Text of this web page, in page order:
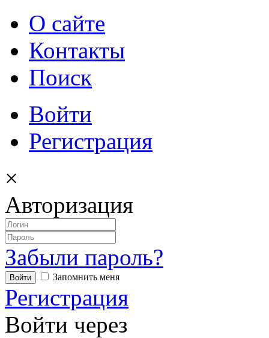
О сайте
Контакты
Поиск
Войти
Регистрация
×
Авторизация
Забыли пароль?
Запомнить меня
Регистрация
Войти через